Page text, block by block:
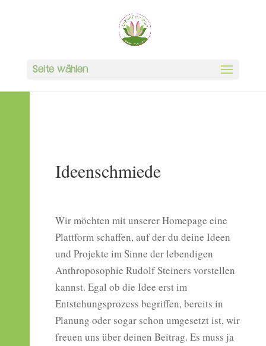
Seite wählen
Ideenschmiede
Wir möchten mit unserer Homepage eine
Plattform schaffen, auf der du deine Ideen
und Projekte im Sinne der lebendigen
Anthroposophie Rudolf Steiners vorstellen
kannst. Egal ob die Idee erst im
Entstehungsprozess begriffen, bereits in
Planung oder sogar schon umgesetzt ist, wir
freuen uns über deinen Beitrag. Es muss ja